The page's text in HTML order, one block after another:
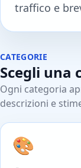
traffico e
CATEGORIE
Scegli una
Ogni categoria
descrizioni e
🎨